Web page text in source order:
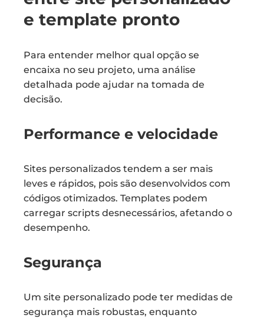
e template pronto
Para entender melhor qual opção se
encaixa no seu projeto, uma análise
detalhada pode ajudar na tomada de
decisão.
Performance e velocidade
Sites personalizados tendem a ser mais
leves e rápidos, pois são desenvolvidos com
códigos otimizados. Templates podem
carregar scripts desnecessários, afetando o
desempenho.
Segurança
Um site personalizado pode ter medidas de
segurança mais robustas, enquanto